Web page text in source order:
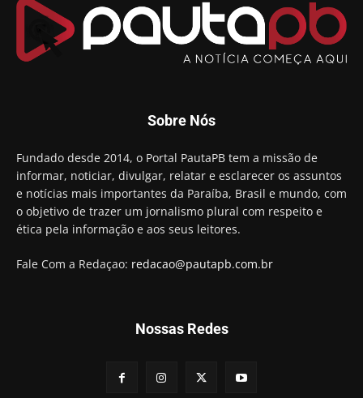
Arthur Lira parabeniza Karla Pimentel por sua
reeleição em Conde
00:23
Aguinaldo Ribeiro destaca apoio do PP a Hugo
preso e faz vídeo na cadeia
Hugo Motta retira projeto que permitia bancos
"confiscar" dinheiro de clientes
01:49
Descaso da gestão Panta deixa crianças e
professoras 'ilhadas' em creche
00:16
Sobre Nós
Fundado desde 2014, o Portal PautaPB tem a missão de
informar, noticiar, divulgar, relatar e esclarecer os assuntos
e notícias mais importantes da Paraíba, Brasil e mundo, com
o objetivo de trazer um jornalismo plural com respeito e
ética pela informação e aos seus leitores.
Fale Com a Redaçao: redacao@pautapb.com.br
Nossas Redes